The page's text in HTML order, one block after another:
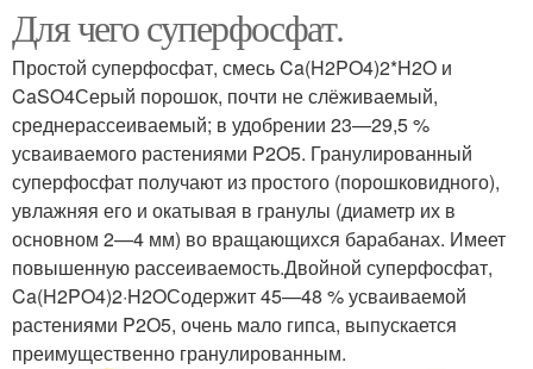
Для чего суперфосфат.
Простой суперфосфат, смесь Ca(H2PO4)2*H2O и
CaSO4Серый порошок, почти не слёживаемый,
среднерассеиваемый; в удобрении 23—29,5 %
усваиваемого растениями P2O5. Гранулированный
суперфосфат получают из простого (порошковидного),
увлажняя его и окатывая в гранулы (диаметр их в
основном 2—4 мм) во вращающихся барабанах. Имеет
повышенную рассеиваемость.Двойной суперфосфат,
Ca(H2PO4)2·H2OСодержит 45—48 % усваиваемой
растениями P2O5, очень мало гипса, выпускается
преимущественно гранулированным.